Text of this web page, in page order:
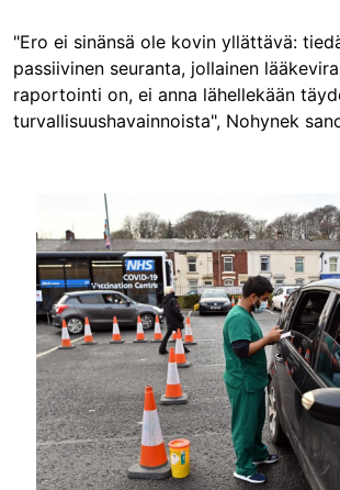
"Ero ei sinänsä ole kovin yllättävä:
passiivinen seuranta, jollainen
raportointi on, ei anna lähellekään
turvallisuushavainnoista", Nohynek